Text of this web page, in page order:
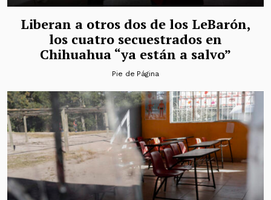
Liberan a otros dos de los LeBarón,
los cuatro secuestrados en
Chihuahua “ya están a salvo”
Pie de Página